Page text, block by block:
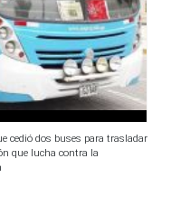
cedió dos buses para trasladar
que lucha contra la